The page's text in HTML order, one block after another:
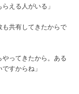
える人がいる」
共有してきたからで
やってきたから。ある
すからね」